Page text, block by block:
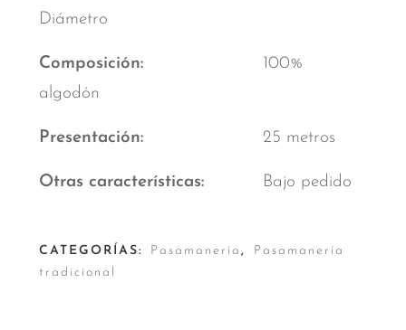
Diámetro
Composición
100%
algodón
Presentación 25 metros
Otras características Bajo pedido
CATEGORÍAS: Pasamanería ,
Pasamanería
tradicional